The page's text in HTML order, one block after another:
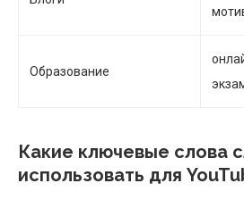
Образование
Какие ключевые слова
использовать для